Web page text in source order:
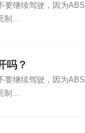
要继续驾驶，因为ABS
...
吗？
要继续驾驶，因为ABS
制...